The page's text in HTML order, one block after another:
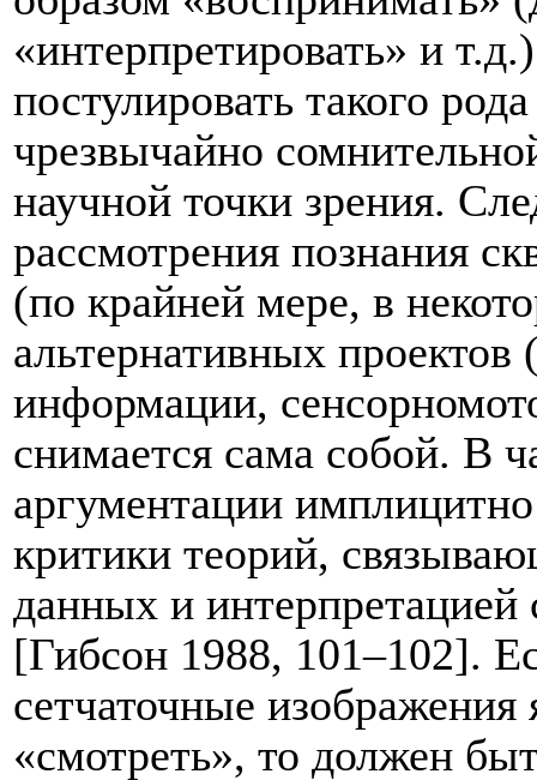
«интерпретировать» и
постулировать такого
чрезвычайно
научной точки зрения.
рассмотрения познания
(по крайней мере, в
альтернативных проектов
информации,
снимается сама собой. В
аргументации
критики теорий,
данных и интерпретацией
[Гибсон 1988, 101–102].
сетчаточные
«смотреть», то должен